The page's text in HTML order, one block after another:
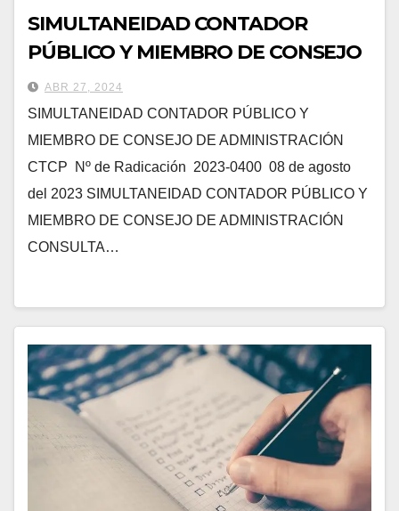
SIMULTANEIDAD CONTADOR
PÚBLICO Y MIEMBRO DE CONSEJO
DE ADMINISTRACIÓN
ABR 27, 2024
SIMULTANEIDAD CONTADOR PÚBLICO Y
MIEMBRO DE CONSEJO DE ADMINISTRACIÓN
CTCP Nº de Radicación 2023-0400 08 de agosto
del 2023 SIMULTANEIDAD CONTADOR PÚBLICO Y
MIEMBRO DE CONSEJO DE ADMINISTRACIÓN
CONSULTA…